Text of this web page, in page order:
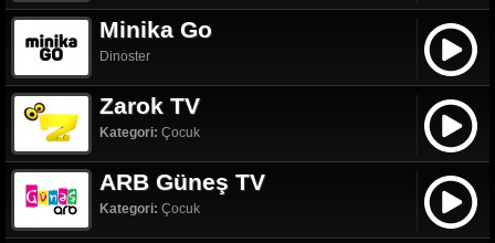
Minika Go
Dinoster
Zarok TV
Kategori: Çocuk
ARB Güneş TV
Kategori: Çocuk